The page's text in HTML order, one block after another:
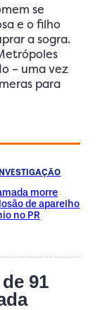
se
e o filho
a sogra.
– uma vez
para
morre
de aparelho
no PR
91